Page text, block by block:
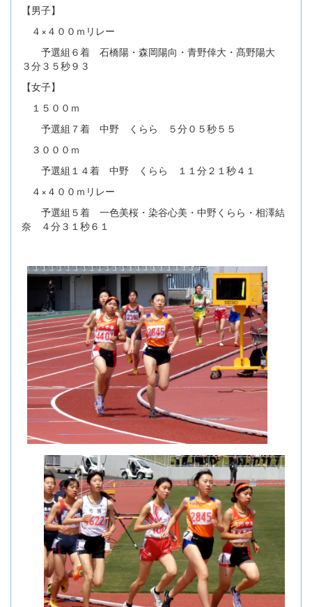
【男子】
４×４００ｍリレー
予選組６着 石橋陽・森岡陽向・青野倖大・髙野陽大
３分３５秒９３
【女子】
１５００ｍ
予選組７着 中野 くらら ５分０５秒５５
３０００ｍ
予選組１４着 中野 くらら １１分２１秒４１
４×４００ｍリレー
予選組５着 一色美桜・染谷心美・中野くらら・相澤結
奈 ４分３１秒６１